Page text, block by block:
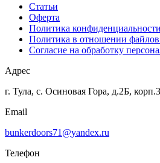
Статьи
Оферта
Политика конфиденциальности
Политика в отношении
Согласие на обработку
Адрес
г. Тула, с. Осиновая Гора, д.2Б, корп.3
Email
bunkerdoors71@yandex.ru
Телефон